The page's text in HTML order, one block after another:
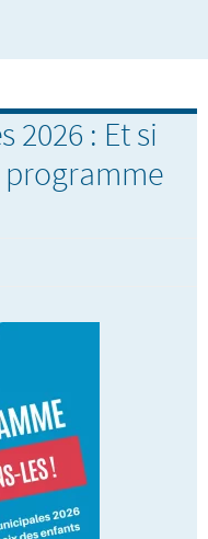
2026 : Et si